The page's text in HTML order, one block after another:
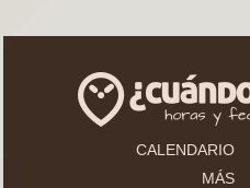
CALENDARIO
MÁS